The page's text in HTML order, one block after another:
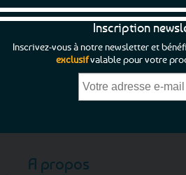
Inscription
Inscrivez-vous à notre newsletter et
exclusifvalable pour votre
A propos